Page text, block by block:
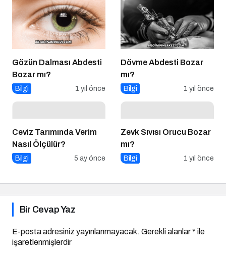
Gözün Dalması Abdesti
Bozar mı?
Bilgi 1 yıl önce
Dövme Abdesti Bozar
mı?
Bilgi 1 yıl önce
Ceviz Tarımında Verim
Nasıl Ölçülür?
Bilgi 5 ay önce
Zevk Sıvısı Orucu Bozar
mı?
Bilgi 1 yıl önce
Bir Cevap Yaz
E-posta adresiniz yayınlanmayacak. Gerekli alanlar* ile
işaretlenmişlerdir